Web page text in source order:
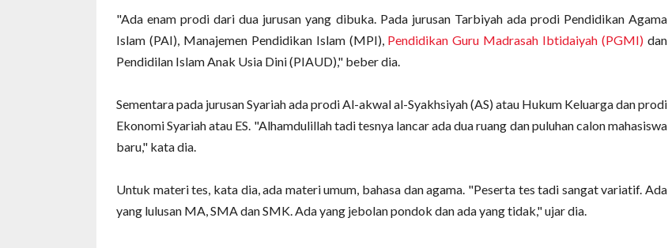
"Ada enam prodi dari dua jurusan yang dibuka. Pada jurusan Tarbiyah ada prodi Pendidikan Agama
Islam (PAI), Manajemen Pendidikan Islam (MPI), Pendidikan Guru Madrasah Ibtidaiyah (PGMI) dan
Pendidilan Islam Anak Usia Dini (PIAUD)," beber dia.
Sementara pada jurusan Syariah ada prodi Al-akwal al-Syakhsiyah (AS) atau Hukum Keluarga dan prodi
Ekonomi Syariah atau ES. "Alhamdulillah tadi tesnya lancar ada dua ruang dan puluhan calon mahasiswa
baru," kata dia.
Untuk materi tes, kata dia, ada materi umum, bahasa dan agama. "Peserta tes tadi sangat variatif. Ada
yang lulusan MA, SMA dan SMK. Ada yang jebolan pondok dan ada yang tidak," ujar dia.